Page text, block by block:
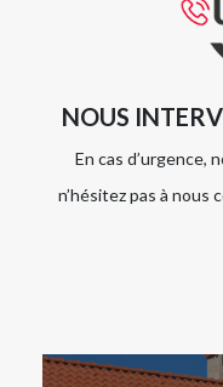
NOUS
En cas d’urgence,
n’hésitez pas à nous